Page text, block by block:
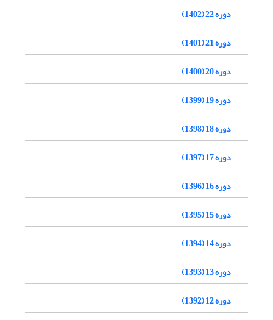
دوره 22 (1402)
دوره 21 (1401)
دوره 20 (1400)
دوره 19 (1399)
دوره 18 (1398)
دوره 17 (1397)
دوره 16 (1396)
دوره 15 (1395)
دوره 14 (1394)
دوره 13 (1393)
دوره 12 (1392)